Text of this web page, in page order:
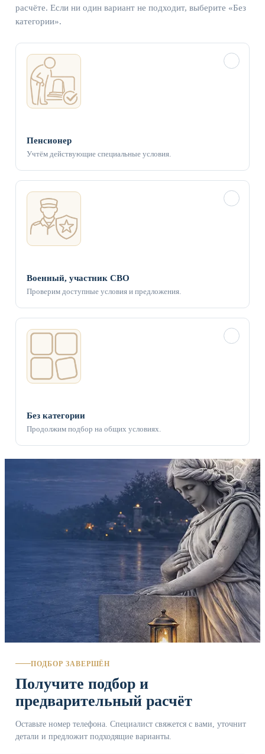
расчёте. Если ни один вариант не подходит, выберите «Без
категории».
Пенсионер
Учтём действующие специальные условия.
Военный, участник СВО
Проверим доступные условия и предложения.
Без категории
Продолжим подбор на общих условиях.
ПОДБОР ЗАВЕРШЁН
Получите подбор и
предварительный расчёт
Оставьте номер телефона. Специалист свяжется с вами, уточнит
детали и предложит подходящие варианты.